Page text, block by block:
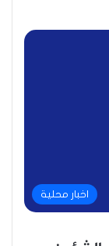
اخبار محلية